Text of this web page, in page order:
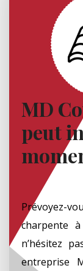
MD
peut
Prévoyez-
charpente
n’hésitez
entreprise